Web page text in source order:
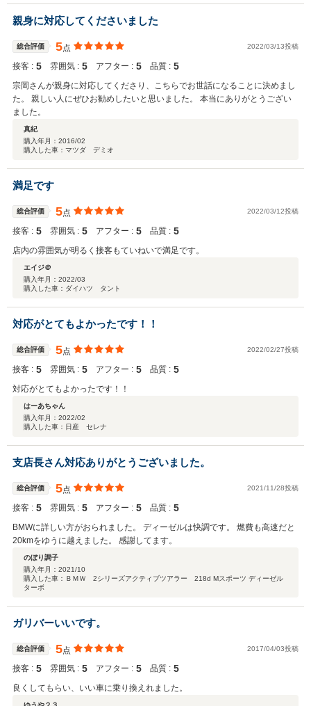
親身に対応してくださいました
総合評価 5点 2022/03/13投稿
接客 : 5 雰囲気 : 5 アフター : 5 品質 : 5
宗岡さんが親身に対応してくださり、こちらでお世話になることに決めまし
た。 親しい人にぜひお勧めしたいと思いました。 本当にありがとうござい
ました。
真紀
購入年月： 2016/02
購入した車：マツダ デミオ
満足です
総合評価 5点 2022/03/12投稿
接客 : 5 雰囲気 : 5 アフター : 5 品質 : 5
店内の雰囲気が明るく接客もていねいで満足です。
エイジ＠
購入年月： 2022/03
購入した車：ダイハツ タント
対応がとてもよかったです！！
総合評価 5点 2022/02/27投稿
接客 : 5 雰囲気 : 5 アフター : 5 品質 : 5
対応がとてもよかったです！！
はーあちゃん
購入年月： 2022/02
購入した車：日産 セレナ
支店長さん対応ありがとうございました。
総合評価 5点 2021/11/28投稿
接客 : 5 雰囲気 : 5 アフター : 5 品質 : 5
BMWに詳しい方がおられました。 ディーゼルは快調です。 燃費も高速だと
20kmをゆうに越えました。 感謝してます。
のぼり調子
購入年月： 2021/10
購入した車：ＢＭＷ 2シリーズアクティブツアラー 218d Mスポーツ ディーゼル
ターボ
ガリバーいいです。
総合評価 5点 2017/04/03投稿
接客 : 5 雰囲気 : 5 アフター : 5 品質 : 5
良くしてもらい、いい車に乗り換えれました。